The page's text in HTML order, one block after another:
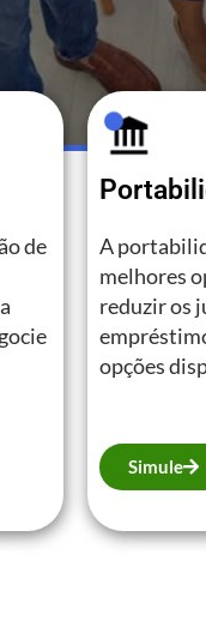
de
A
melhores
reduzir os
opções
Simule